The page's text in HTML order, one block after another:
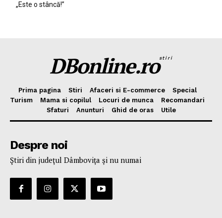
„Este o stâncă!”
DBonline.rostiri
Prima pagina Stiri Afaceri si E-commerce
Special
Turism
Mama si copilul Locuri de munca
Recomandari
Sfaturi
Anunturi Ghid de oras Utile
Despre noi
Ştiri din judeţul Dâmboviţa şi nu numai